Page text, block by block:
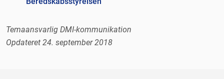
Temaansvarlig DMI-kommunikation
Opdateret 24. september 2018